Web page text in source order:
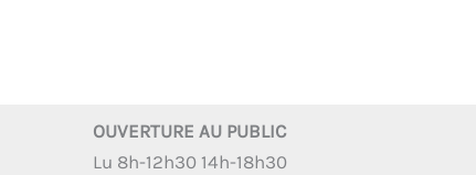
OUVERTURE AU PUBLIC
Lu 8h-12h30 14h-18h30